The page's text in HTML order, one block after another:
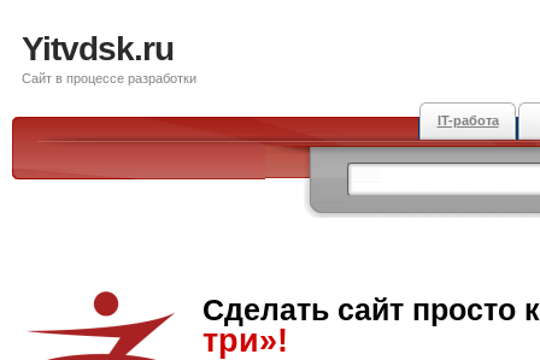
Yitvdsk.ru
Сайт в процессе разработки
IT-работа
Сделать сайт просто
три»!